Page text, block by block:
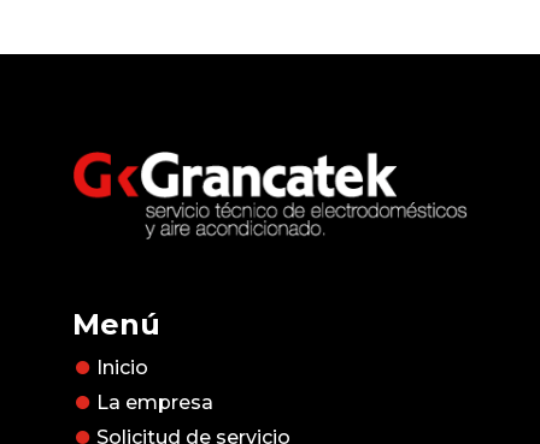
Menú
Inicio
La empresa
Solicitud de servicio